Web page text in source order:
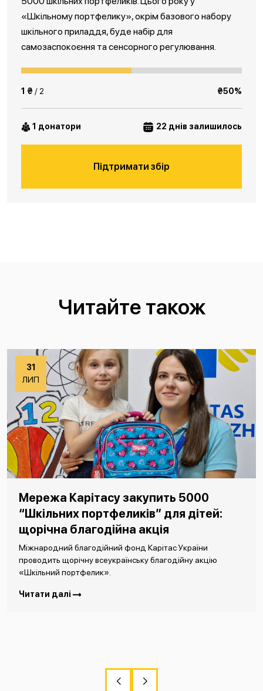
«Шкільному портфелику», окрім базового набору
шкільного приладдя, буде набір для
самозаспокоєння та сенсорного регулювання.
1 ₴ / 2 ₴50%
1 донатори 22 днів залишилось
Підтримати збір
Читайте також
31
ЛИП
Мережа Карітасу закупить 5000
“Шкільних портфеликів” для дітей:
щорічна благодійна акція
Міжнародний благодійний фонд Карітас України
проводить щорічну всеукраїнську благодійну акцію
«Шкільний портфелик».
Читати далі